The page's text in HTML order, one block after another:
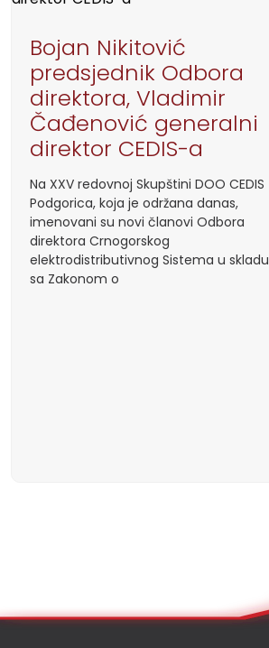
Bojan Nikitović
predsjednik Odbora
direktora, Vladimir
Čađenović generalni
direktor CEDIS-a
Na XXV redovnoj Skupštini DOO CEDIS
Podgorica, koja je održana danas,
imenovani su novi članovi Odbora
direktora Crnogorskog
elektrodistributivnog Sistema u skladu
sa Zakonom o